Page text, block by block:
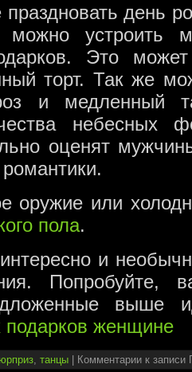
праздновать день
устроить
Это
торт. Так же
и медленный
небесных
оценят
оружие или
пола.
и
Попробуйте,
выше
женщине
танцы | Комментарии к